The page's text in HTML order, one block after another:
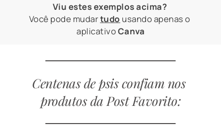
Viu estes exemplos acima?
Você pode mudar tudo usando apenas o
aplicativo Canva
Centenas de psis confiam nos
produtos da Post Favorito: